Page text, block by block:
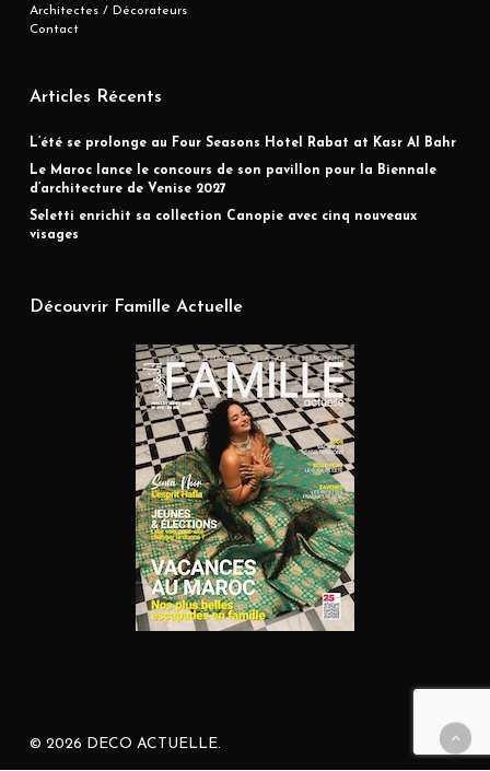
Architectes / Décorateurs
Contact
Articles Récents
L’été se prolonge au Four Seasons Hotel Rabat at Kasr Al Bahr
Le Maroc lance le concours de son pavillon pour la Biennale
d’architecture de Venise 2027
Seletti enrichit sa collection Canopie avec cinq nouveaux
visages
Découvrir Famille Actuelle
© 2026 DECO ACTUELLE.